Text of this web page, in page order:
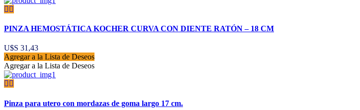
PINZA HEMOSTÁTICA KOCHER CURVA CON DIENTE RATÓN – 18 CM
U$S 31,43
Agregar a la Lista de Deseos
Agregar a la Lista de Deseos
Pinza para utero con mordazas de goma largo 17 cm.